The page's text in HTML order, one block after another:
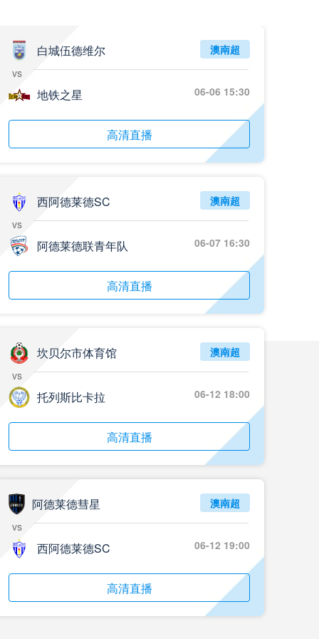
白城伍德维尔
vs
地铁之星
澳南超
06-06 15:30
高清直播
西阿德莱德SC
vs
阿德莱德联青年队
澳南超
06-07 16:30
高清直播
坎贝尔市体育馆
vs
托列斯比卡拉
澳南超
06-12 18:00
高清直播
阿德莱德彗星
vs
西阿德莱德SC
澳南超
06-12 19:00
高清直播